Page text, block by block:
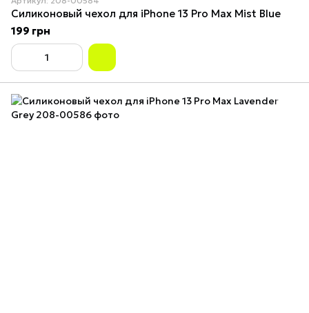
Силиконовый чехол для iPhone 13 Pro Max Mist Blue
199 грн